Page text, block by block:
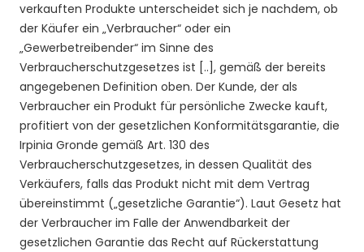
verkauften Produkte unterscheidet sich je nachdem, ob
der Käufer ein „Verbraucher“ oder ein
„Gewerbetreibender“ im Sinne des
Verbraucherschutzgesetzes ist [..], gemäß der bereits
angegebenen Definition oben. Der Kunde, der als
Verbraucher ein Produkt für persönliche Zwecke kauft,
profitiert von der gesetzlichen Konformitätsgarantie, die
Irpinia Gronde gemäß Art. 130 des
Verbraucherschutzgesetzes, in dessen Qualität des
Verkäufers, falls das Produkt nicht mit dem Vertrag
übereinstimmt („gesetzliche Garantie“). Laut Gesetz hat
der Verbraucher im Falle der Anwendbarkeit der
gesetzlichen Garantie das Recht auf Rückerstattung